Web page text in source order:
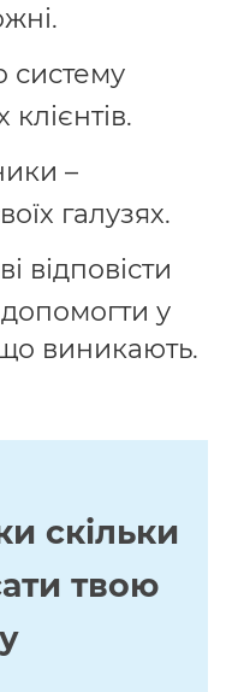
–
галузях.
відповісти
у
виникають.
скільки
твою